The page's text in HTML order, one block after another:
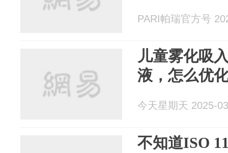
PARI帕瑞官方号
儿童雾化吸
液，怎么优
今天星期天 2025-
不知道ISO